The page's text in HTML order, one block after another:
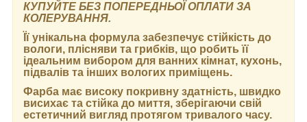
КУПУЙТЕ БЕЗ ПОПЕРЕДНЬОЇ ОПЛАТИ ЗА
КОЛЕРУВАННЯ.
Її унікальна формула забезпечує стійкість до
вологи, плісняви та грибків, що робить її
ідеальним вибором для ванних кімнат, кухонь,
підвалів та інших вологих приміщень.
Фарба має високу покривну здатність, швидко
висихає та стійка до миття, зберігаючи свій
естетичний вигляд протягом тривалого часу.